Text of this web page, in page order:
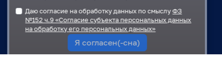
Администрация Одинцовского городского округа
Даю согласие на обработку данных по смыслуФЗ
№152 ч.9 «Согласие субъекта персональных данных
на обработку его персональных данных»
Я согласен(-сна)